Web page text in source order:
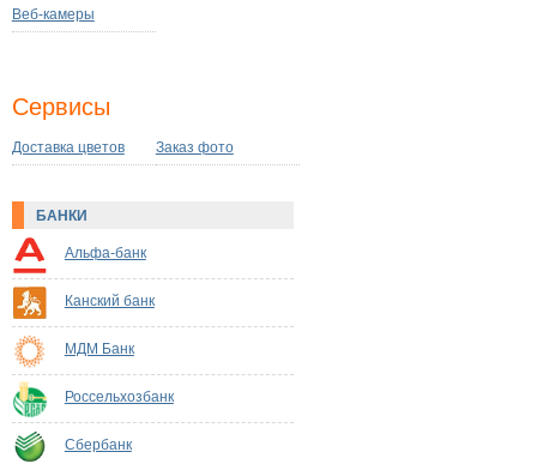
Веб-камеры
Сервисы
Доставка цветов Заказ фото
БАНКИ
Альфа-банк
Канский банк
МДМ Банк
Россельхозбанк
Сбербанк